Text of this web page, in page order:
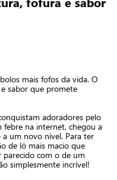
mais fofos da vida. O
sabor que promete
adoradores pelo
febre na internet, chegou a
um novo nível. Para ter
de ló mais macio que
parecido com o de um
simplesmente incrível!